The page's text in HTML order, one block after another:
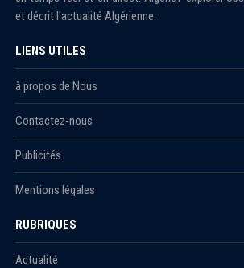
et décrit l'actualité Algérienne.
LIENS UTILES
à propos de Nous
Contactez-nous
Publicités
Mentions légales
RUBRIQUES
Actualité